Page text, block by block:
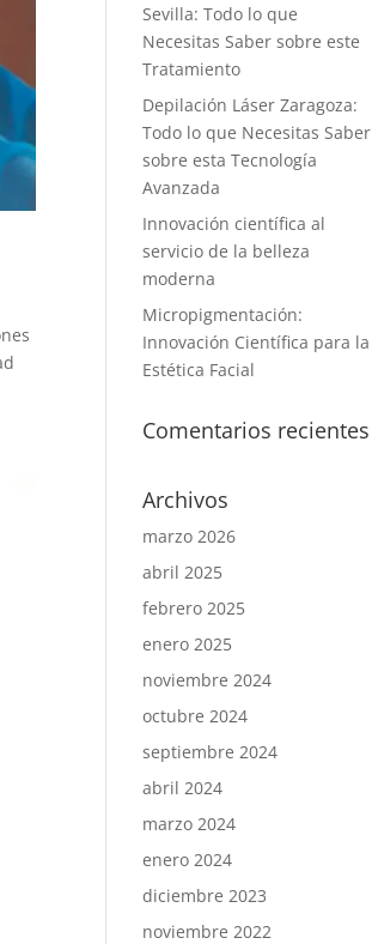
Sevilla: Todo lo que
Necesitas Saber sobre este
Tratamiento
Depilación Láser Zaragoza:
Todo lo que Necesitas Saber
sobre esta Tecnología
Avanzada
Innovación científica al
servicio de la belleza
moderna
Micropigmentación:
Innovación Científica para la
Estética Facial
Comentarios recientes
Archivos
marzo 2026
abril 2025
febrero 2025
enero 2025
noviembre 2024
octubre 2024
septiembre 2024
abril 2024
marzo 2024
enero 2024
diciembre 2023
noviembre 2022